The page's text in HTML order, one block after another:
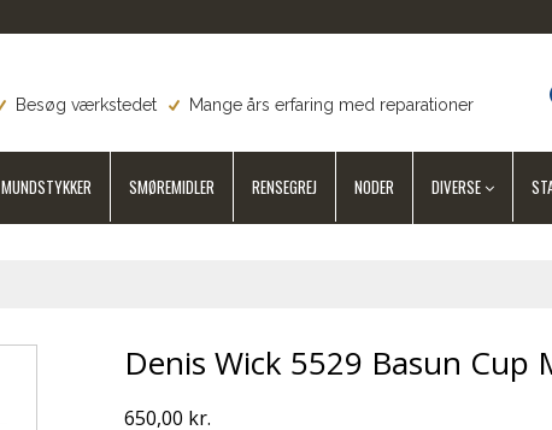
Besøg værkstedet Mange års erfaring med reparationer
MUNDSTYKKER SMØREMIDLER RENSEGREJ NODER DIVERSE
Denis Wick 5529 Basun Cup
650,00 kr.